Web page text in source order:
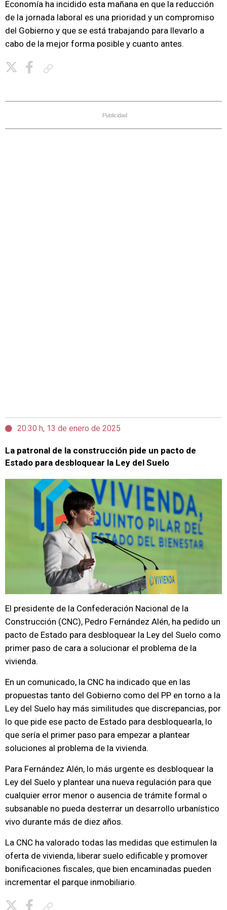
Economía ha incidido esta mañana en que la reducción
de la jornada laboral es una prioridad y un compromiso
del Gobierno y que se está trabajando para llevarlo a
cabo de la mejor forma posible y cuanto antes.
Publicidad
20:30 h, 13 de enero de 2025
La patronal de la construcción pide un pacto de
Estado para desbloquear la Ley del Suelo
El presidente de la Confederación Nacional de la
Construcción (CNC), Pedro Fernández Alén, ha pedido un
pacto de Estado para desbloquear la Ley del Suelo como
primer paso de cara a solucionar el problema de la
vivienda.
En un comunicado, la CNC ha indicado que en las
propuestas tanto del Gobierno como del PP en torno a la
Ley del Suelo hay más similitudes que discrepancias, por
lo que pide ese pacto de Estado para desbloquearla, lo
que sería el primer paso para empezar a plantear
soluciones al problema de la vivienda.
Para Fernández Alén, lo más urgente es desbloquear la
Ley del Suelo y plantear una nueva regulación para que
cualquier error menor o ausencia de trámite formal o
subsanable no pueda desterrar un desarrollo urbanístico
vivo durante más de diez años.
La CNC ha valorado todas las medidas que estimulen la
oferta de vivienda, liberar suelo edificable y promover
bonificaciones fiscales, que bien encaminadas pueden
incrementar el parque inmobiliario.